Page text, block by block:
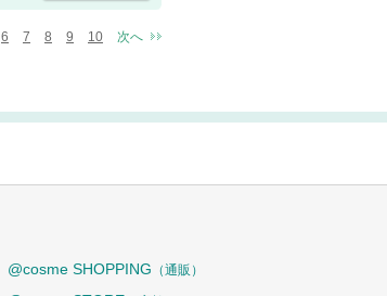
6 7 8 9 10 次へ
@cosme SHOPPING （通販）